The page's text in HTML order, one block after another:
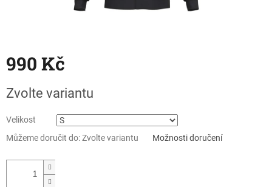
990 Kč
cena:
Zvolte variantu
Velikost
Můžeme doručit do:Zvolte variantu Možnosti doručení